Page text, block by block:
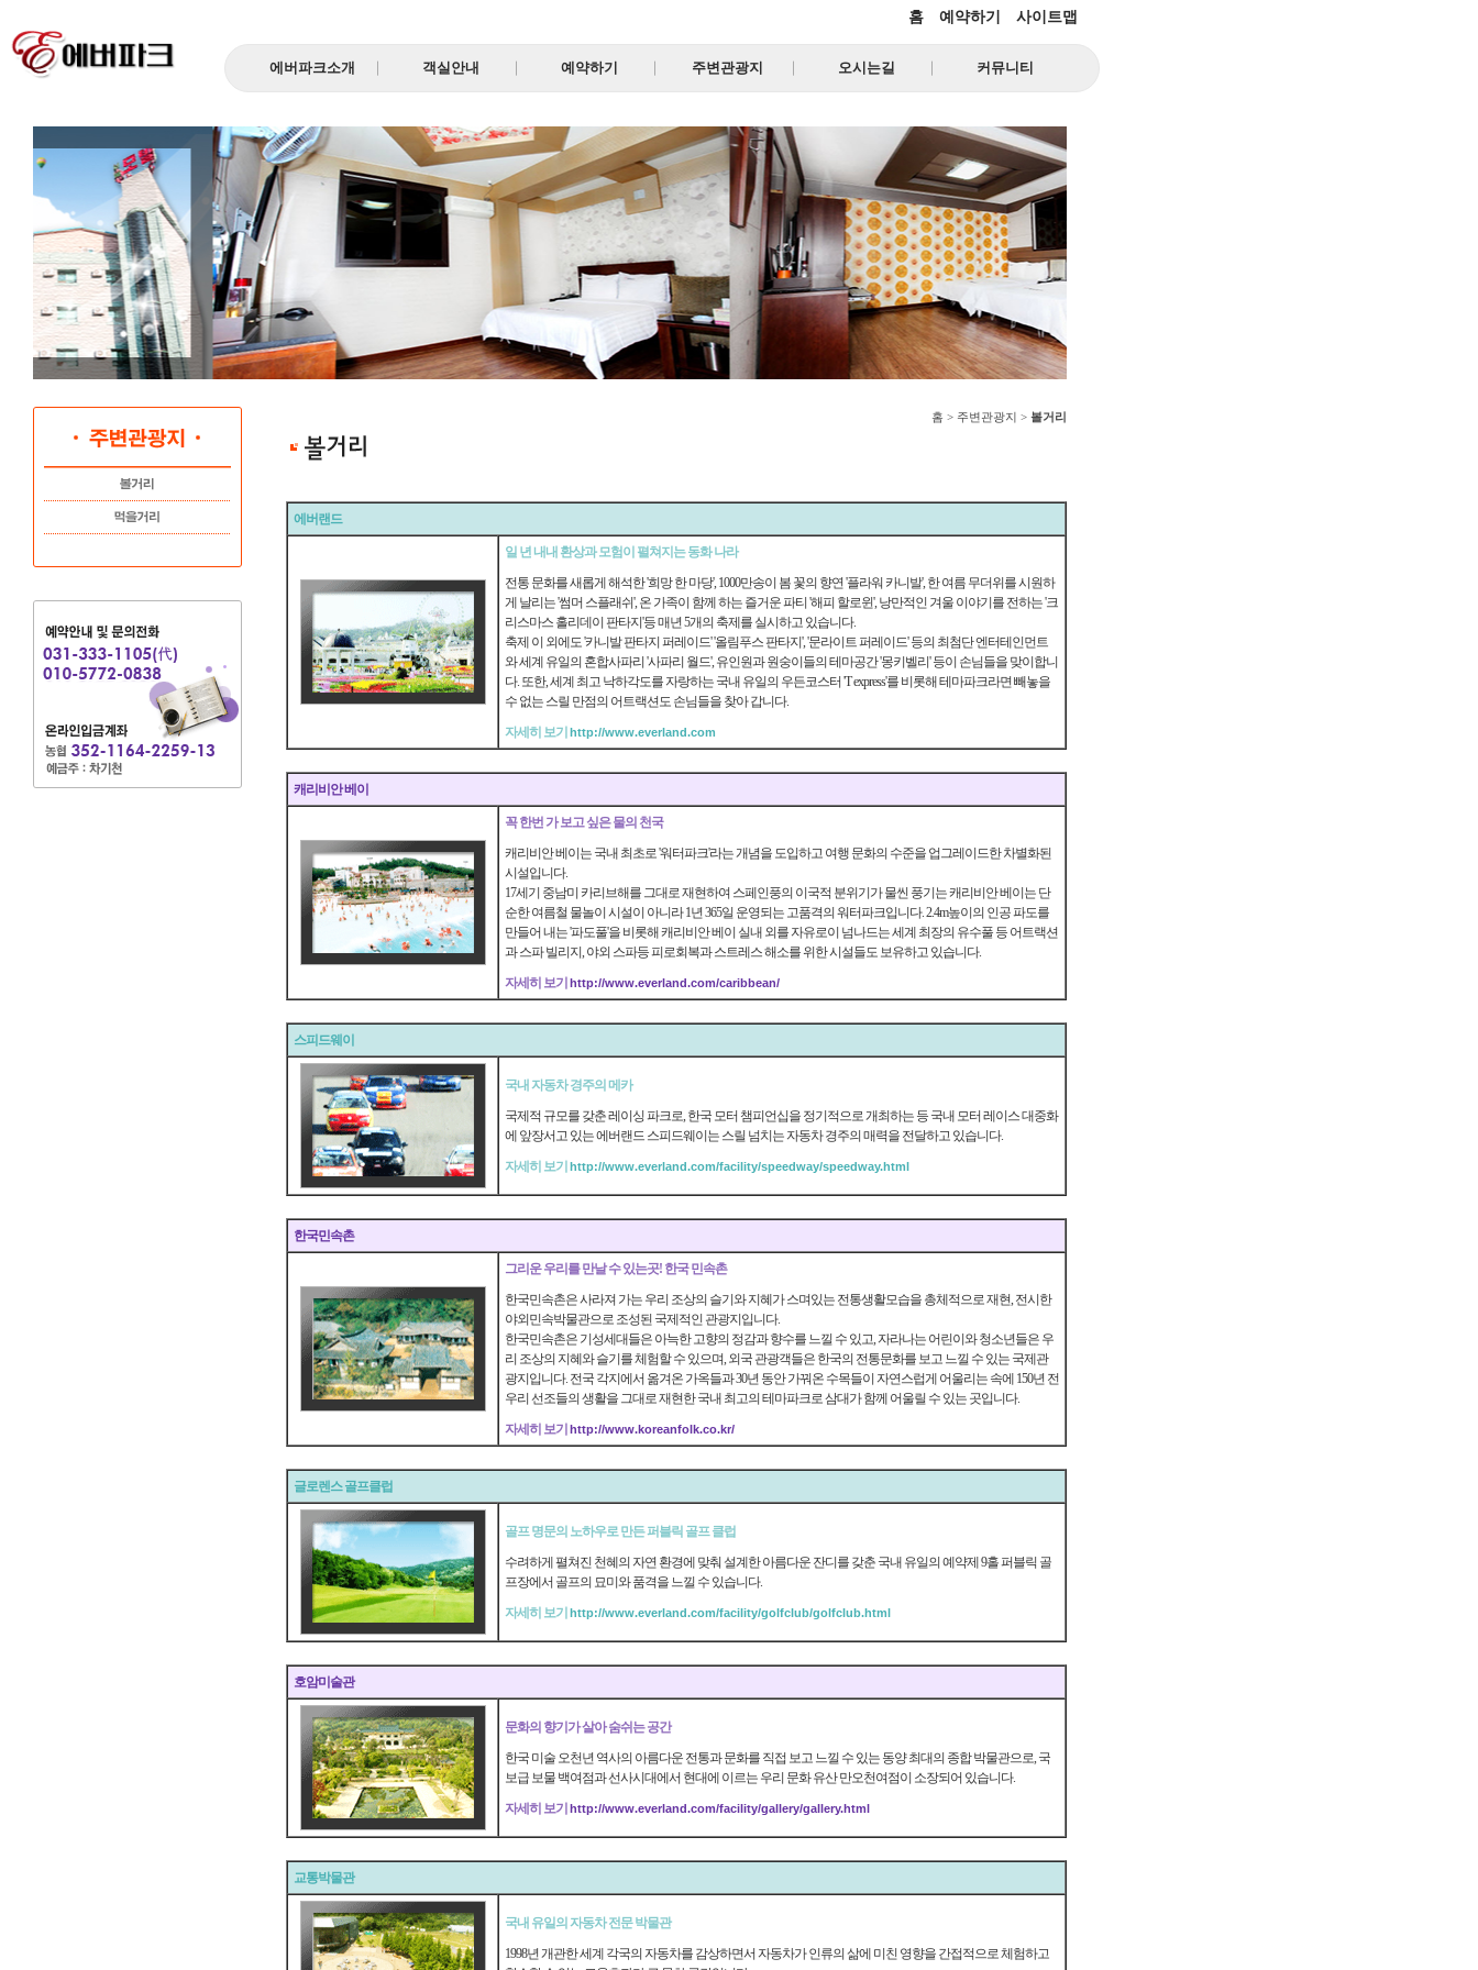
홈 예약하기 사이트맵
에버파크소개 객실안내 예약하기 주변관광지 오시는길 커뮤니티
홈 > 주변관광지 > 볼거리
에버랜드
일 년 내내 환상과 모험이 펼쳐지는 동화 나라
전통 문화를 새롭게 해석한 '희망 한 마당', 1000만송이 봄 꽃의 향연 '플라워 카니발', 한 여름 무더위를 시원하
게 날리는 '썸머 스플래쉬', 온 가족이 함께 하는 즐거운 파티 '해피 할로윈', 낭만적인 겨울 이야기를 전하는 '크
리스마스 홀리데이 판타지'등 매년 5개의 축제를 실시하고 있습니다.
축제 이 외에도 '카니발 판타지 퍼레이드' '올림푸스 판타지', '문라이트 퍼레이드' 등의 최첨단 엔터테인먼트
와 세계 유일의 혼합사파리 '사파리 월드', 유인원과 원숭이들의 테마공간 '몽키벨리' 등이 손님들을 맞이합니
다. 또한, 세계 최고 낙하각도를 자랑하는 국내 유일의 우든코스터 'T express'를 비롯해 테마파크라면 빼놓을
수 없는 스릴 만점의 어트랙션도 손님들을 찾아 갑니다.
자세히 보기 http://www.everland.com
캐리비안 베이
꼭 한번 가 보고 싶은 물의 천국
캐리비안 베이는 국내 최초로 '워터파크'라는 개념을 도입하고 여행 문화의 수준을 업그레이드한 차별화된
시설입니다.
17세기 중남미 카리브해를 그대로 재현하여 스페인풍의 이국적 분위기가 물씬 풍기는 캐리비안 베이는 단
순한 여름철 물놀이 시설이 아니라 1년 365일 운영되는 고품격의 워터파크입니다. 2.4m높이의 인공 파도를
만들어 내는 '파도풀'을 비롯해 캐리비안 베이 실내 외를 자유로이 넘나드는 세계 최장의 유수풀 등 어트랙션
과 스파 빌리지, 야외 스파등 피로회복과 스트레스 해소를 위한 시설들도 보유하고 있습니다.
자세히 보기 http://www.everland.com/caribbean/
스피드웨이
국내 자동차 경주의 메카
국제적 규모를 갖춘 레이싱 파크로, 한국 모터 챔피언십을 정기적으로 개최하는 등 국내 모터 레이스 대중화
에 앞장서고 있는 에버랜드 스피드웨이는 스릴 넘치는 자동차 경주의 매력을 전달하고 있습니다.
자세히 보기 http://www.everland.com/facility/speedway/speedway.html
한국민속촌
그리운 우리를 만날 수 있는곳! 한국 민속촌
한국민속촌은 사라져 가는 우리 조상의 슬기와 지혜가 스며있는 전통생활모습을 총체적으로 재현, 전시한
야외민속박물관으로 조성된 국제적인 관광지입니다.
한국민속촌은 기성세대들은 아늑한 고향의 정감과 향수를 느낄 수 있고, 자라나는 어린이와 청소년들은 우
리 조상의 지혜와 슬기를 체험할 수 있으며, 외국 관광객들은 한국의 전통문화를 보고 느낄 수 있는 국제관
광지입니다. 전국 각지에서 옮겨온 가옥들과 30년 동안 가꿔온 수목들이 자연스럽게 어울리는 속에 150년 전
우리 선조들의 생활을 그대로 재현한 국내 최고의 테마파크로 삼대가 함께 어울릴 수 있는 곳입니다.
자세히 보기 http://www.koreanfolk.co.kr/
글로렌스 골프클럽
골프 명문의 노하우로 만든 퍼블릭 골프 클럽
수려하게 펼쳐진 천혜의 자연 환경에 맞춰 설계한 아름다운 잔디를 갖춘 국내 유일의 예약제 9홀 퍼블릭 골
프장에서 골프의 묘미와 품격을 느낄 수 있습니다.
자세히 보기 http://www.everland.com/facility/golfclub/golfclub.html
호암미술관
문화의 향기가 살아 숨쉬는 공간
한국 미술 오천년 역사의 아름다운 전통과 문화를 직접 보고 느낄 수 있는 동양 최대의 종합 박물관으로, 국
보급 보물 백여점과 선사시대에서 현대에 이르는 우리 문화 유산 만오천여점이 소장되어 있습니다.
자세히 보기 http://www.everland.com/facility/gallery/gallery.html
교통박물관
국내 유일의 자동차 전문 박물관
1998년 개관한 세계 각국의 자동차를 감상하면서 자동차가 인류의 삶에 미친 영향을 간접적으로 체험하고